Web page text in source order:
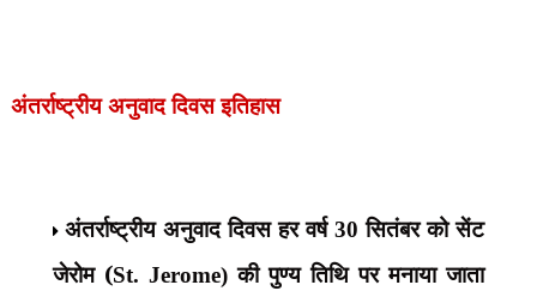
अंतर्राष्ट्रीय अनुवाद दिवस इतिहास
अंतर्राष्ट्रीय अनुवाद दिवस हर वर्ष 30सितंबर को सेंट
जेरोम (St. Jerome)की पुण्य तिथि पर मनाया जाता